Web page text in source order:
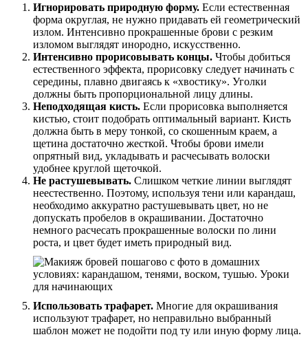
Игнорировать природную форму. Если естественная
форма округлая, не нужно придавать ей геометрический
излом. Интенсивно прокрашенные брови с резким
изломом выглядят инородно, искусственно.
Интенсивно прорисовывать концы. Чтобы добиться
естественного эффекта, прорисовку следует начинать с
середины, плавно двигаясь к «хвостику». Уголки
должны быть пропорциональной лицу длины.
Неподходящая кисть. Если прорисовка выполняется
кистью, стоит подобрать оптимальный вариант. Кисть
должна быть в меру тонкой, со скошенным краем, а
щетина достаточно жесткой. Чтобы брови имели
опрятный вид, укладывать и расчесывать волоски
удобнее круглой щеточкой.
Не растушевывать. Слишком четкие линии выглядят
неестественно. Поэтому, используя тени или карандаш,
необходимо аккуратно растушевывать цвет, но не
допускать пробелов в окрашивании. Достаточно
немного расчесать прокрашенные волоски по лини
роста, и цвет будет иметь природный вид.
Использовать трафарет. Многие для окрашивания
используют трафарет, но неправильно выбранный
шаблон может не подойти под ту или иную форму лица.